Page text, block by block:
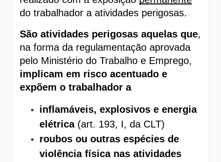
do trabalhador a atividades perigosas.
São atividades perigosas aquelas que,
na forma da regulamentação aprovada
implicam em risco acentuado e
expõem o trabalhador a
inflamáveis, explosivos e energia
elétrica (art. 193, I, da CLT)
roubos ou outras espécies de
violência física nas atividades